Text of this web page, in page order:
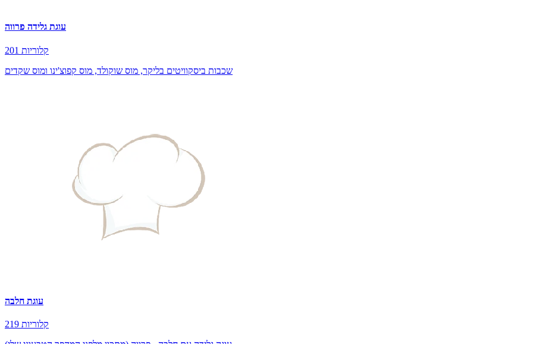
עוגת גלידה פרווה
201 קלוריות
שכבות ביסקוויטים בליקר, מוס שוקולד, מוס קפוצ'ינו ומוס שקדים
עוגת חלבה
219 קלוריות